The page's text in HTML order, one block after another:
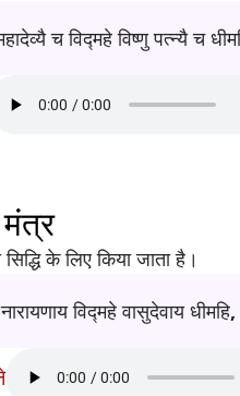
च विद्महे विष्णु पत्न्यै च
मंत्र
के लिए किया जाता है।
विद्महे वासुदेवाय